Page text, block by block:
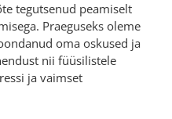
tegutsenud peamiselt
Praeguseks oleme
oma oskused ja
nii füüsilistele
ja vaimset